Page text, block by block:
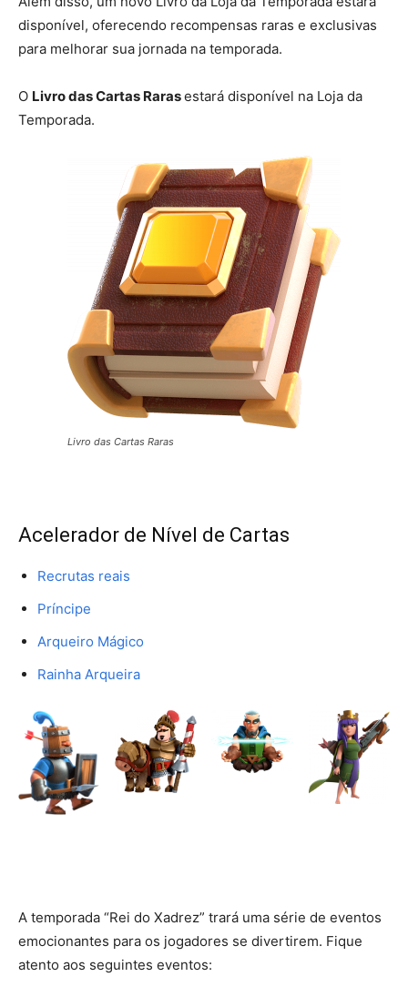
disponível, oferecendo recompensas raras e exclusivas
para melhorar sua jornada na temporada.
O Livro das Cartas Rarasestará disponível na Loja da
Temporada.
Livro das Cartas Raras
Acelerador de Nível de Cartas
Recrutas reais
Príncipe
Arqueiro Mágico
Rainha Arqueira
A temporada “Rei do Xadrez” trará uma série de eventos
emocionantes para os jogadores se divertirem. Fique
atento aos seguintes eventos: